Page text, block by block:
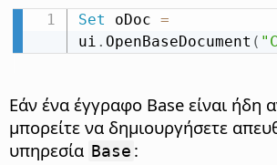
Set oDoc =
ui . OpenBaseDocument (
Εάν ένα έγγραφο Base είναι ήδη
μπορείτε να δημιουργήσετε
υπηρεσία Base :